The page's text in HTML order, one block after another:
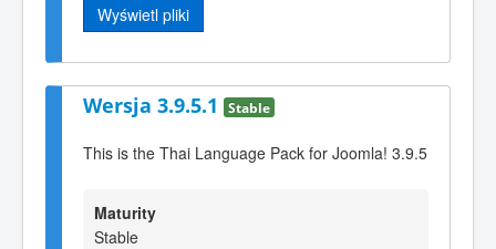
Wyświetl pliki
Wersja 3.9.5.1 Stable
This is the Thai Language Pack for Joomla! 3.9.5
Maturity
Stable